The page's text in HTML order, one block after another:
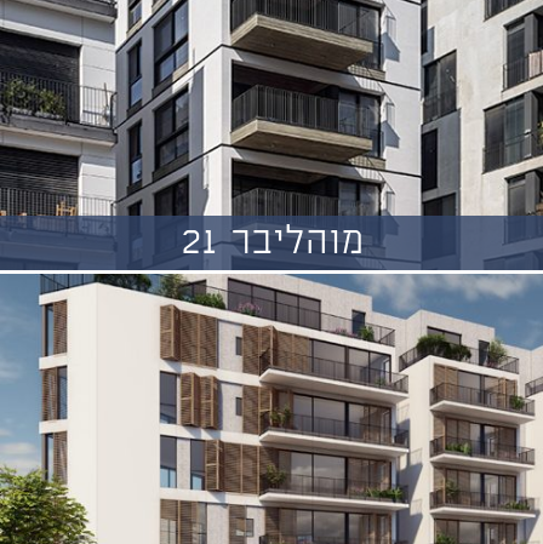
מוהליבר 21